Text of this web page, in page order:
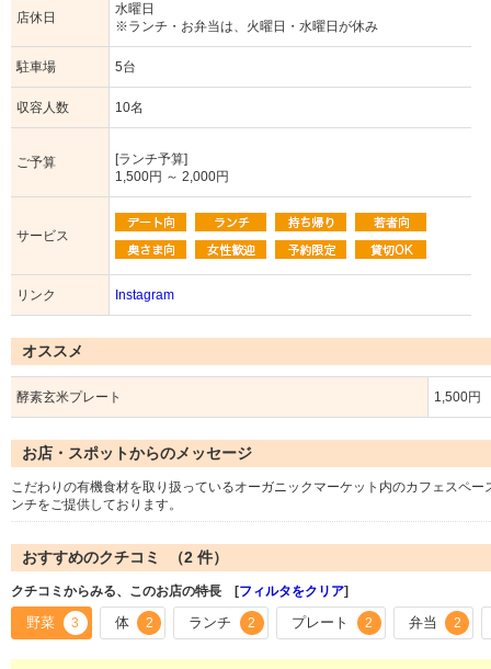
店休日
水曜日
※ランチ・お弁当は、火曜日・水曜日が休み
駐車場 5台
収容人数 10名
ご予算
[ランチ予算]
1,500円 ～ 2,000円
サービス
リンク Instagram
オススメ
酵素玄米プレート 1,500円
お店・スポットからのメッセージ
こだわりの有機食材を取り扱っているオーガニックマーケット内のカフェスペ
ンチをご提供しております。
おすすめのクチコミ （2 件）
クチコミからみる、このお店の特長 [フィルタをクリア]
野菜 3 体 2 ランチ 2 プレート 2 弁当 2